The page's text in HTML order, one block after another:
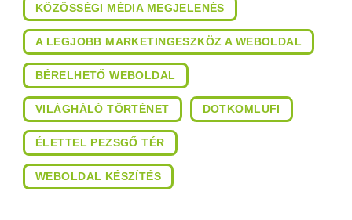
KÖZÖSSÉGI MÉDIA MEGJELENÉS
A LEGJOBB MARKETINGESZKÖZ A WEBOLDAL
BÉRELHETŐ WEBOLDAL
VILÁGHÁLÓ TÖRTÉNET DOTKOMLUFI
ÉLETTEL PEZSGŐ TÉR
WEBOLDAL KÉSZÍTÉS